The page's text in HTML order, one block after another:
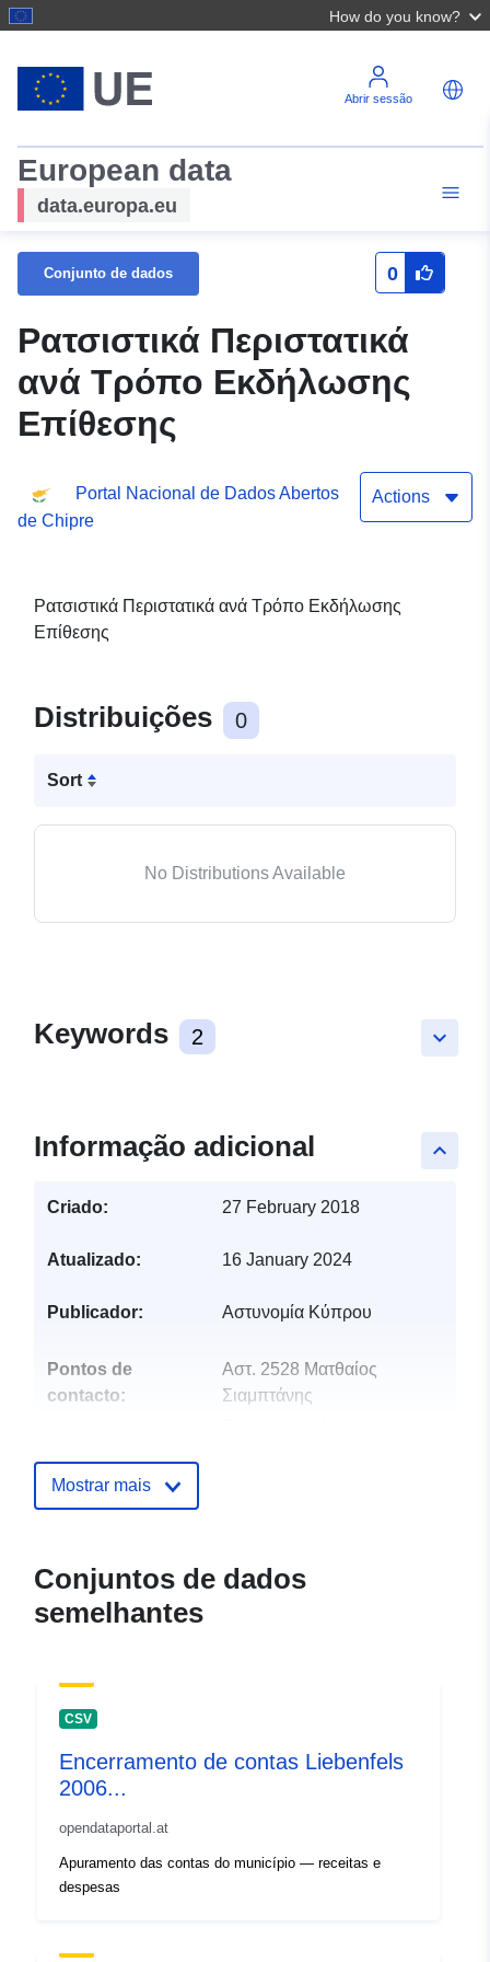
How do you know?
Abrir sessão
European data
data.europa.eu
Conjunto de dados 0
Ρατσιστικά Περιστατικά
ανά Τρόπο Εκδήλωσης
Επίθεσης
Portal Nacional de Dados Abertos
de Chipre
Actions
Ρατσιστικά Περιστατικά ανά Τρόπο Εκδήλωσης
Επίθεσης
Distribuições 0
Sort
No Distributions Available
keyboard_arrow_down
Keywords 2
keyboard_arrow_up
Informação adicional
Criado: 27 February 2018
Atualizado: 16 January 2024
Publicador: Αστυνομία Κύπρου
Pontos de
contacto:
Αστ. 2528 Ματθαίος
Σιαμπτάνης
Registo do
Atualizado em data.europa.eu:
01 August 2026
uriRef:
f8d6-4a60-a084-e3dcdddc2752
Mostrar mais
Conjuntos de dados
semelhantes
CSV
Encerramento de contas Liebenfels
2006...
opendataportal.at
Apuramento das contas do município — receitas e
despesas